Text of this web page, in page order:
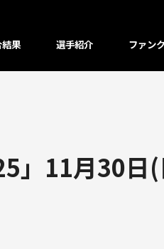
果 選手紹介 ファン
」11月30